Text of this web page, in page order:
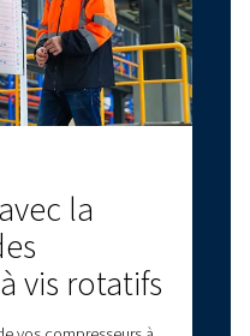
adapté à vos
en France, sont
décisions éclairées
vos processus
d'expérience dans le
Creyssensac